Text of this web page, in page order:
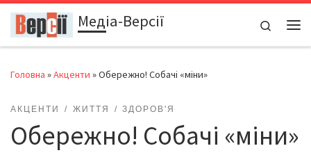
Перейти до вмістуМедіа-Версії
Search
Головна »Акценти »Обережно! Собачі «міни»
АКЦЕНТИ ЖИТТЯ ЗДОРОВ'Я
Обережно! Собачі «міни»